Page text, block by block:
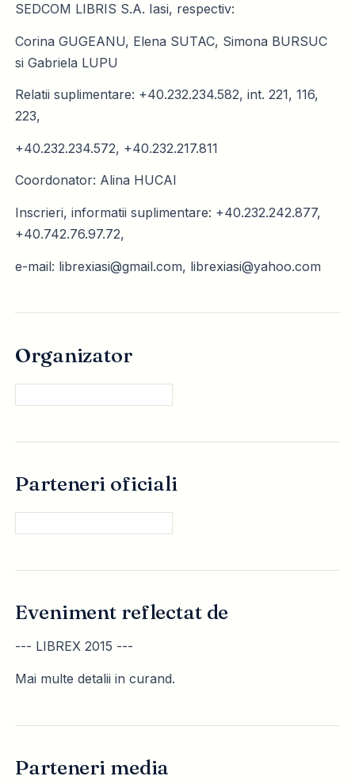
SEDCOM LIBRIS S.A. Iasi, respectiv:
Corina GUGEANU, Elena SUTAC, Simona BURSUC
si Gabriela LUPU
Relatii suplimentare: +40.232.234.582, int. 221, 116,
223,
+40.232.234.572, +40.232.217.811
Coordonator: Alina HUCAI
Inscrieri, informatii suplimentare: +40.232.242.877,
+40.742.76.97.72,
e-mail: librexiasi@gmail.com, librexiasi@yahoo.com
Organizator
Parteneri oficiali
Eveniment reflectat de
--- LIBREX 2015 ---
Mai multe detalii in curand.
Parteneri media